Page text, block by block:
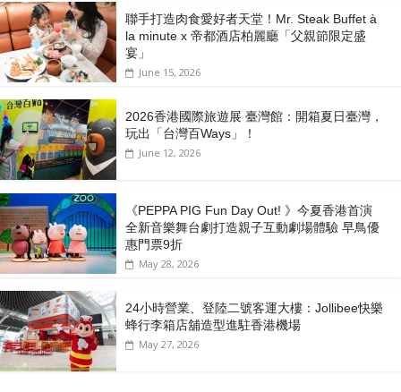
聯手打造肉食愛好者天堂！Mr. Steak Buffet à
la minute x 帝都酒店柏麗廳「⽗親節限定盛
宴」
June 15, 2026
2026香港國際旅遊展 臺灣館：開箱夏日臺灣，
玩出「台灣百Ways」！
June 12, 2026
《PEPPA PIG Fun Day Out! 》今夏香港首演
全新音樂舞台劇打造親子互動劇場體驗 早鳥優
惠門票9折
May 28, 2026
24小時營業、登陸二號客運大樓：Jollibee快樂
蜂行李箱店舖造型進駐香港機場
May 27, 2026